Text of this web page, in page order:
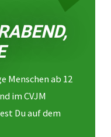
Menschen ab 12
im CVJM
Du auf dem